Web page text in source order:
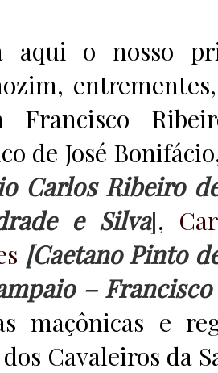
aqui o nosso
Francisco
de José
Carlos Ribeiro
e Silva],
[Caetano Pinto
–
maçônicas e
Cavaleiros da